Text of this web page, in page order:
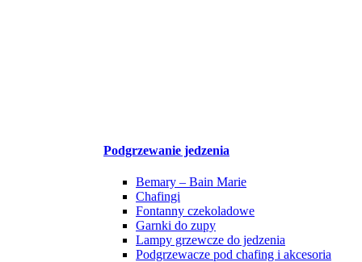
Podgrzewanie jedzenia
Bemary – Bain Marie
Chafingi
Fontanny czekoladowe
Garnki do zupy
Lampy grzewcze do jedzenia
Podgrzewacze pod chafing i akcesoria